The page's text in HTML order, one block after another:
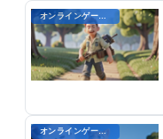
オンラインゲームのプレイに関する用語